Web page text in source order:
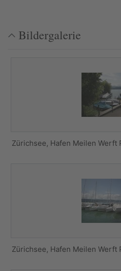
Bildergalerie
Zürichsee, Hafen Meilen Werft
Zürichsee, Hafen Meilen Werft